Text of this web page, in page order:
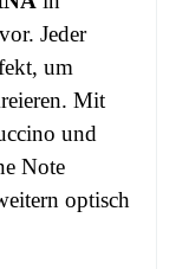
Jeder
um
Mit
und
Note
optisch